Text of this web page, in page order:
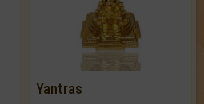
Yantras